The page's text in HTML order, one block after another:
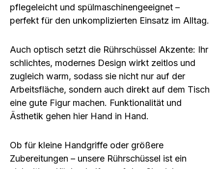
pflegeleicht und spülmaschinengeeignet –
perfekt für den unkomplizierten Einsatz im Alltag.
Auch optisch setzt die Rührschüssel Akzente: Ihr
schlichtes, modernes Design wirkt zeitlos und
zugleich warm, sodass sie nicht nur auf der
Arbeitsfläche, sondern auch direkt auf dem Tisch
eine gute Figur machen. Funktionalität und
Ästhetik gehen hier Hand in Hand.
Ob für kleine Handgriffe oder größere
Zubereitungen – unsere Rührschüssel ist ein